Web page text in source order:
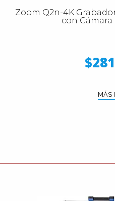
Zoom Q2n-4K
con Cámara
MÁS